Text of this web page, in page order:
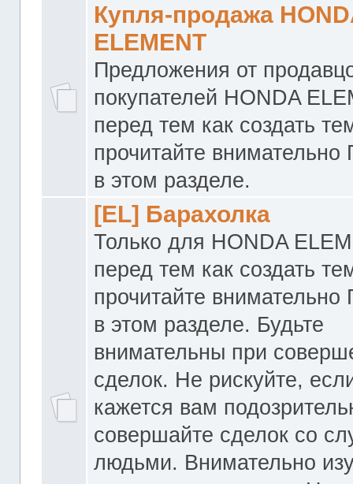
Купля-продажа
ELEMENT
Предложения от
покупателей HONDA
перед тем как создать
прочитайте
в этом разделе.
[EL] Барахолка
Только для HONDA
перед тем как создать
прочитайте
в этом разделе. Будьте
внимательны при
сделок. Не рискуйте,
кажется вам
совершайте сделок со
людьми. Внимательно